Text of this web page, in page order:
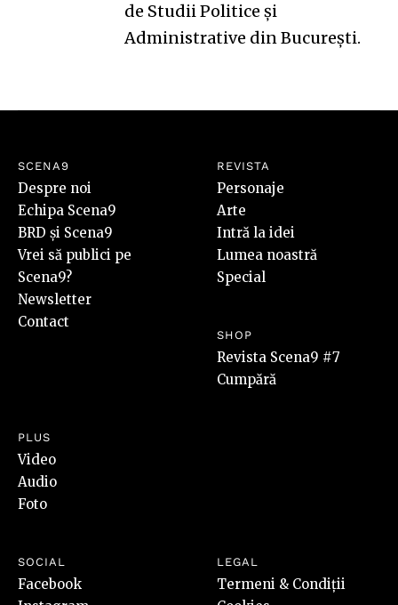
de Studii Politice și
Administrative din București.
SCENA9
Despre noi
Echipa Scena9
BRD și Scena9
Vrei să publici pe
Scena9?
Newsletter
Contact
REVISTA
Personaje
Arte
Intră la idei
Lumea noastră
Special
SHOP
Revista Scena9 #7
Cumpără
PLUS
Video
Audio
Foto
SOCIAL
Facebook
LEGAL
Termeni & Condiții